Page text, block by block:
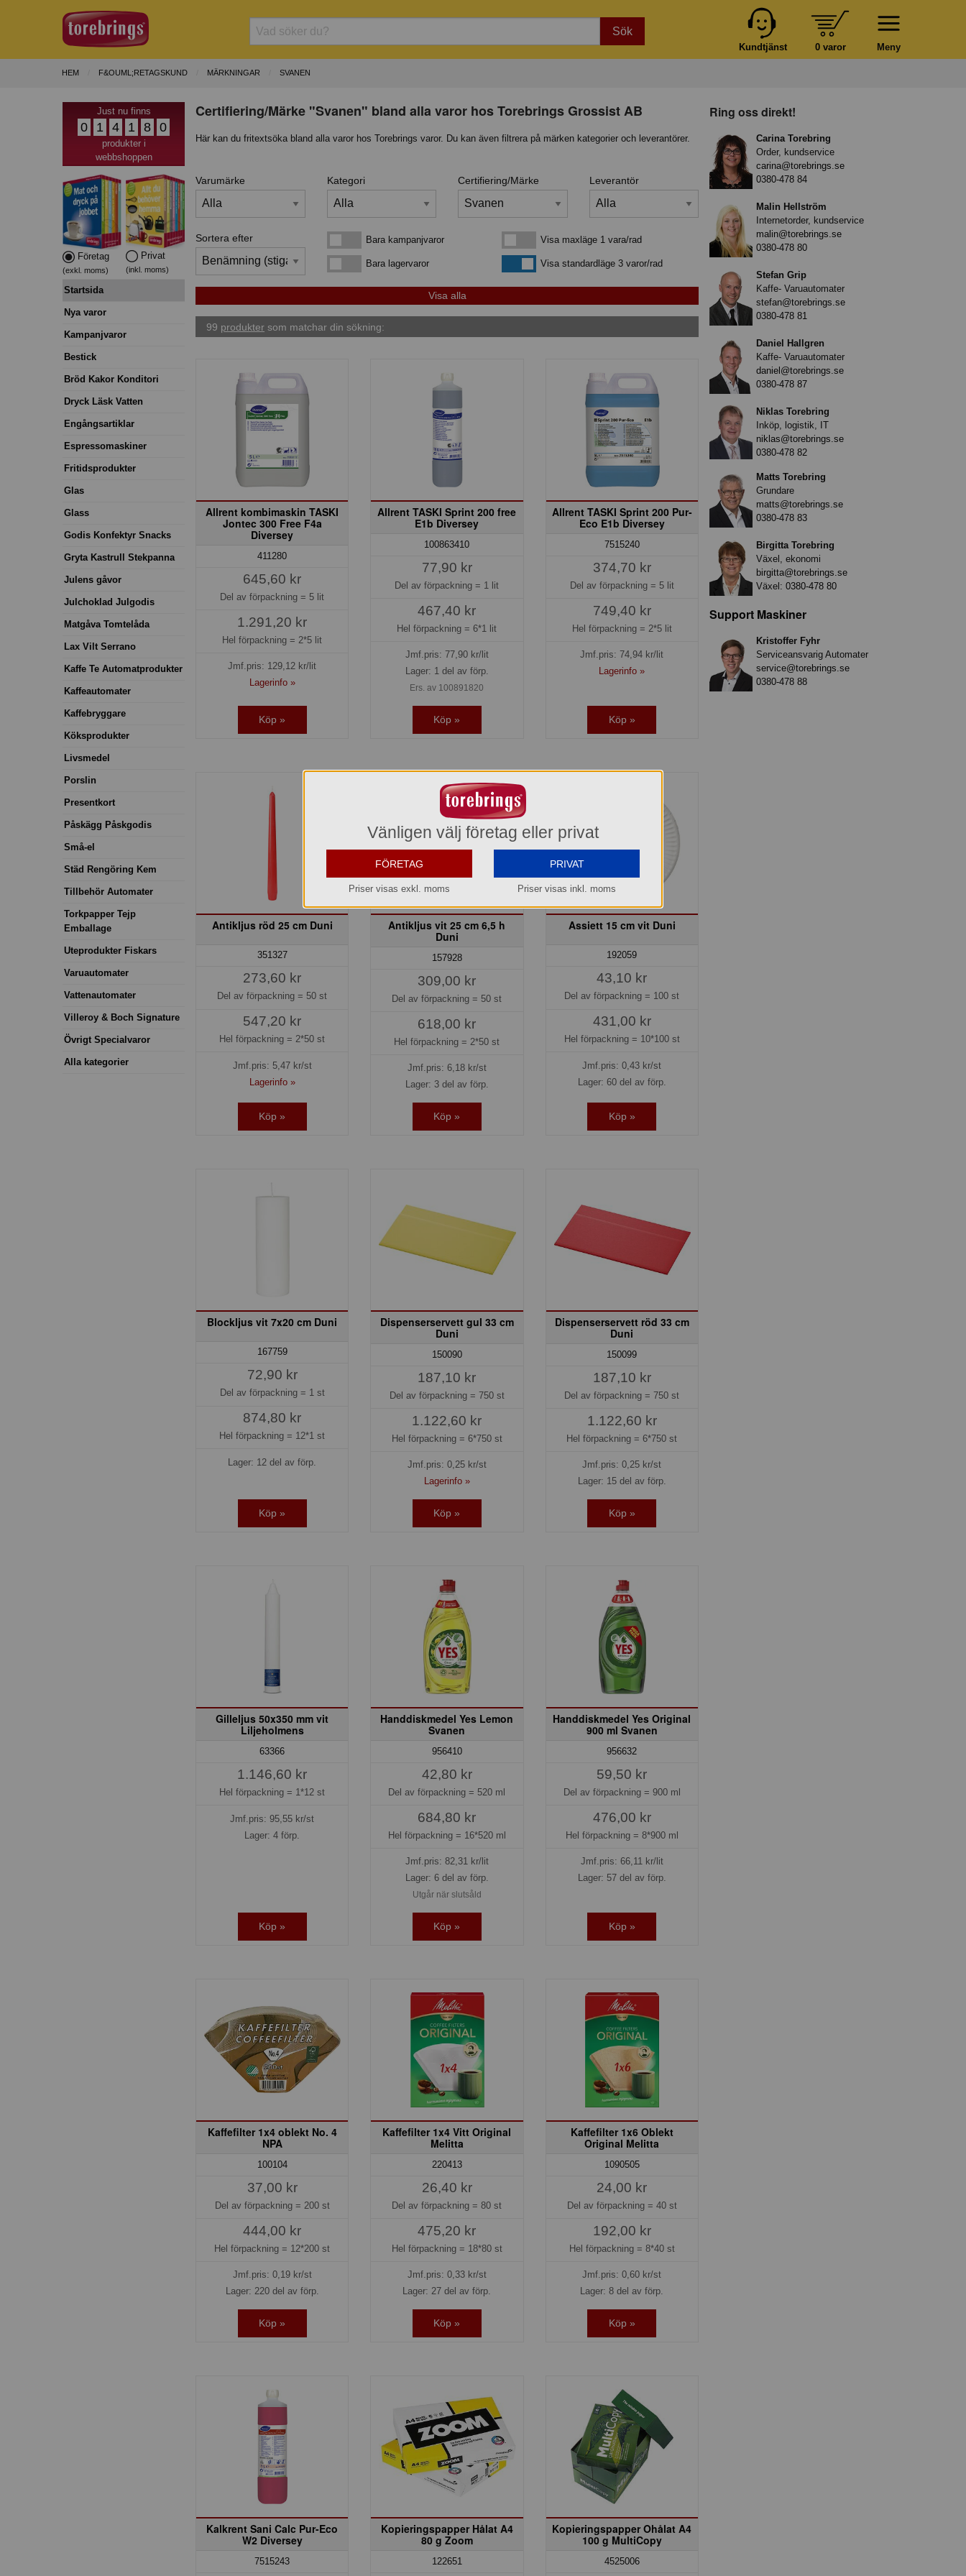
Sök
Meny
0 varor
Kundtjänst
HEM F&OUML;RETAGSKUND MÄRKNINGAR SVANEN
Just nu finns
0 1 4 1 8 0
produkter i
webbshoppen
Företag
(exkl. moms)
Privat
(inkl. moms)
Startsida
Nya varor
Kampanjvaror
Bestick
Bröd Kakor Konditori
Dryck Läsk Vatten
Engångsartiklar
Espressomaskiner
Fritidsprodukter
Glas
Glass
Godis Konfektyr Snacks
Gryta Kastrull Stekpanna
Julens gåvor
Julchoklad Julgodis
Matgåva Tomtelåda
Lax Vilt Serrano
Kaffe Te Automatprodukter
Kaffeautomater
Kaffebryggare
Köksprodukter
Livsmedel
Porslin
Presentkort
Påskägg Påskgodis
Små-el
Städ Rengöring Kem
Tillbehör Automater
Torkpapper Tejp
Emballage
Uteprodukter Fiskars
Varuautomater
Vattenautomater
Villeroy & Boch Signature
Övrigt Specialvaror
Alla kategorier
Certifiering/Märke "Svanen" bland alla varor hos Torebrings Grossist AB
Här kan du fritextsöka bland alla varor hos Torebrings varor. Du kan även filtrera på märken kategorier och leverantörer.
Varumärke Kategori Certifiering/Märke Leverantör
Sortera efter Bara kampanjvarorBara kampanjvaror
Bara lagervarorBara lagervaror
Visa maxläge 1 vara/rad
Visa maxläge 1 vara/rad
Visa standardlägeVisa standardläge 3 varor/rad
99 produkter som matchar din sökning:
Allrent kombimaskin TASKI
Jontec 300 Free F4a
Diversey
411280
645,60 kr
Del av förpackning = 5 lit
1.291,20 kr
Hel förpackning = 2*5 lit
Jmf.pris: 129,12 kr/lit
Lagerinfo »
Köp »
Allrent TASKI Sprint 200 free
E1b Diversey
100863410
77,90 kr
Del av förpackning = 1 lit
467,40 kr
Hel förpackning =6*1 lit
Jmf.pris: 77,90kr/lit
Lager: 1 del av förp.
Ers. av 100891820
Köp »
Allrent TASKI Sprint 200 Pur-
Eco E1b Diversey
7515240
374,70 kr
Del av förpackning = 5 lit
749,40 kr
Hel förpackning = 2*5 lit
Jmf.pris:74,94 kr/lit
Lagerinfo »
Köp »
Antikljus röd 25 cm Duni
351327
273,60 kr
Del av förpackning = 50 st
547,20 kr
Hel förpackning = 2*50 st
Jmf.pris: 5,47kr/st
Lagerinfo »
Köp »
Antikljus vit 25 cm 6,5 h
Duni
157928
309,00 kr
Del av förpackning = 50 st
618,00 kr
Hel förpackning = 2*50 st
Jmf.pris: 6,18kr/st
Lager: 3 del av förp.
Köp »
Assiett 15 cm vit Duni
192059
43,10 kr
Del av förpackning = 100 st
431,00 kr
Hel förpackning = 10*100 st
Jmf.pris:0,43 kr/st
Lager: 60 del av förp.
Köp »
Blockljus vit 7x20 cm Duni
167759
72,90 kr
Del av förpackning = 1 st
874,80 kr
Hel förpackning = 12*1 st
Lager: 12 del av förp.
Köp »
Dispenserservett gul 33 cm
Duni
150090
187,10 kr
Del av förpackning = 750 st
1.122,60 kr
Hel förpackning = 6*750 st
Jmf.pris: 0,25kr/st
Lagerinfo »
Köp »
Dispenserservett röd 33 cm
Duni
150099
187,10 kr
Del av förpackning =750 st
1.122,60 kr
Hel förpackning =6*750 st
Jmf.pris:0,25 kr/st
Lager: 15 del av förp.
Köp »
Gilleljus 50x350 mm vit
Liljeholmens
63366
1.146,60 kr
Hel förpackning = 1*12 st
Jmf.pris:95,55 kr/st
Lager: 4 förp.
Köp »
Handdiskmedel Yes Lemon
Svanen
956410
42,80 kr
Del av förpackning = 520 ml
684,80 kr
Hel förpackning = 16*520 ml
Jmf.pris: 82,31kr/lit
Lager: 6 del av förp.
Utgår när slutsåld
Köp »
Handdiskmedel Yes Original
900 ml Svanen
956632
59,50 kr
Del av förpackning = 900 ml
476,00 kr
Hel förpackning = 8*900 ml
Jmf.pris: 66,11kr/lit
Lager: 57 del av förp.
Köp »
Kaffefilter 1x4 oblekt No. 4
NPA
100104
37,00 kr
Del av förpackning = 200 st
444,00 kr
Hel förpackning = 12*200 st
Jmf.pris: 0,19kr/st
Lager: 220 del av förp.
Köp »
Kaffefilter 1x4 Vitt Original
Melitta
220413
26,40 kr
Del av förpackning =80 st
475,20 kr
Hel förpackning = 18*80 st
Jmf.pris: 0,33kr/st
Lager: 27 del av förp.
Köp »
Kaffefilter 1x6 Oblekt
Original Melitta
1090505
24,00 kr
Del av förpackning = 40 st
192,00 kr
Hel förpackning = 8*40 st
Jmf.pris:0,60 kr/st
Lager: 8 del av förp.
Köp »
Kalkrent Sani Calc Pur-Eco
W2 Diversey
7515243
Kopieringspapper Hålat A4
80 g Zoom
122651
Kopieringspapper Ohålat A4
100 g MultiCopy
4525006
Ring oss direkt!
Carina Torebring
Order, kundservice
carina@torebrings.se
0380-478 84
Malin Hellström
Internetorder, kundservice
malin@torebrings.se
0380-478 80
Stefan Grip
Kaffe- Varuautomater
stefan@torebrings.se
0380-478 81
Daniel Hallgren
Kaffe- Varuautomater
daniel@torebrings.se
0380-478 87
Niklas Torebring
Inköp, logistik, IT
niklas@torebrings.se
0380-478 82
Matts Torebring
Grundare
matts@torebrings.se
0380-478 83
Birgitta Torebring
Växel, ekonomi
birgitta@torebrings.se
Växel: 0380-478 80
Support Maskiner
Kristoffer Fyhr
Serviceansvarig Automater
service@torebrings.se
0380-478 88
Vänligen välj företag eller privat
FÖRETAG
Priser visas exkl. moms
PRIVAT
Priser visas inkl. moms